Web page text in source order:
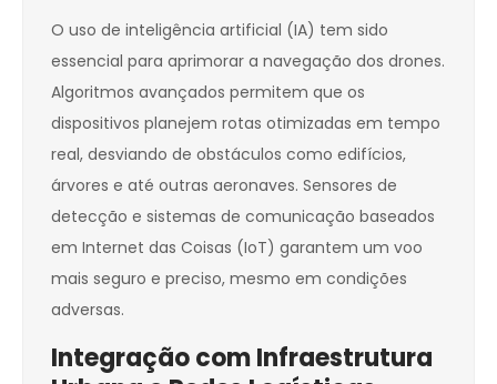
O uso de inteligência artificial (IA) tem sido
essencial para aprimorar a navegação dos drones.
Algoritmos avançados permitem que os
dispositivos planejem rotas otimizadas em tempo
real, desviando de obstáculos como edifícios,
árvores e até outras aeronaves. Sensores de
detecção e sistemas de comunicação baseados
em Internet das Coisas (IoT) garantem um voo
mais seguro e preciso, mesmo em condições
adversas.
Integração com Infraestrutura